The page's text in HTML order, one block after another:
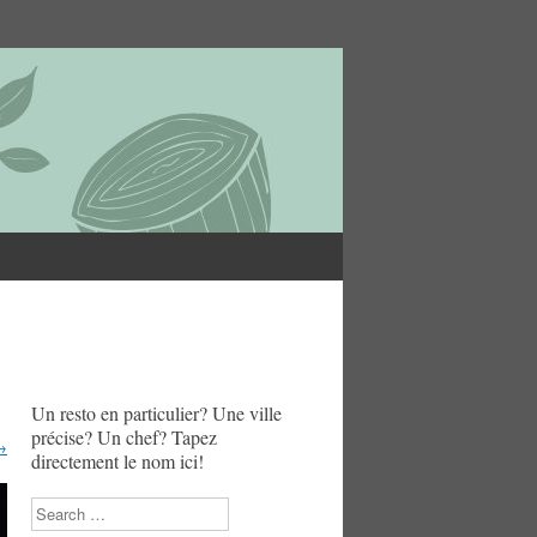
Un resto en particulier? Une ville
précise? Un chef? Tapez
directement le nom ici!
Search